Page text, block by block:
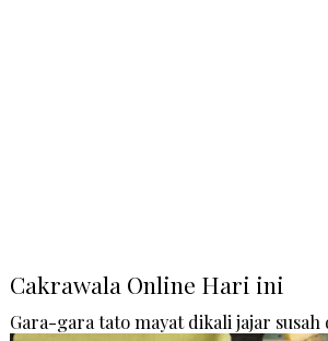
Cakrawala Online Hari ini
Gara-gara tato mayat dikali jajar